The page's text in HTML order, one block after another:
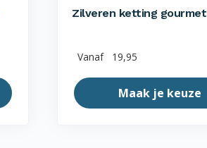
Zilveren ketting gourmet
Vanaf 19,95
Maak je keuze